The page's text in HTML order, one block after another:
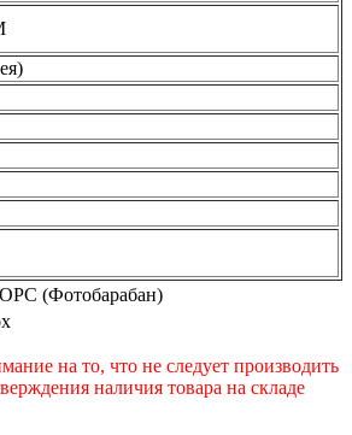
(Фотобарабан)
на то, что не следует производить
наличия товара на складе